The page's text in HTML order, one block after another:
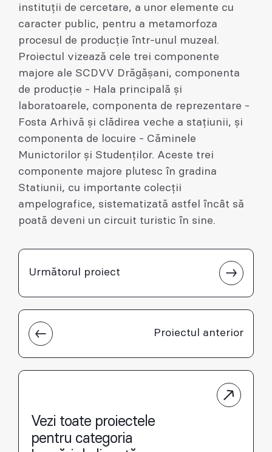
instituții de cercetare, a unor elemente cu
caracter public, pentru a metamorfoza
procesul de producție într-unul muzeal.
Proiectul vizează cele trei componente
majore ale SCDVV Drăgășani, componenta
de producție - Hala principală și
laboratoarele, componenta de reprezentare -
Fosta Arhivă și clădirea veche a stațiunii, și
componenta de locuire - Căminele
Munictorilor și Studenților. Aceste trei
componente majore plutesc în gradina
Statiunii, cu importante colecții
ampelografice, sistematizată astfel încât să
poată deveni un circuit turistic în sine.
Proiectul anterior
Următorul proiect
Vezi toate proiectele
pentru categoria